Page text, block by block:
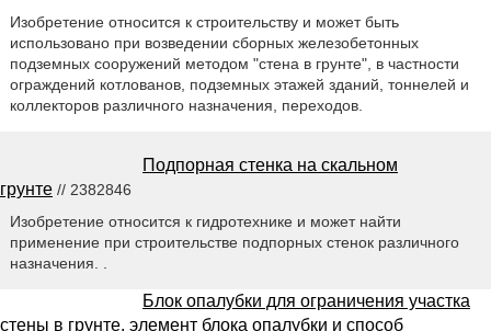
Изобретение относится к строительству и может быть
использовано при возведении сборных железобетонных
подземных сооружений методом "стена в грунте", в частности
ограждений котлованов, подземных этажей зданий, тоннелей и
коллекторов различного назначения, переходов.
Подпорная стенка на скальном
грунте // 2382846
Изобретение относится к гидротехнике и может найти
применение при строительстве подпорных стенок различного
назначения. .
Блок опалубки для ограничения участка
стены в грунте, элемент блока опалубки и способ